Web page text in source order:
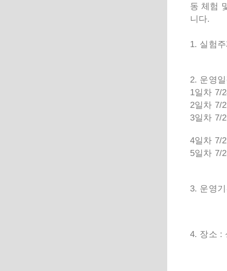
동 체험
니다.
1. 실험
2. 운영
1일차 7/
2일차 7/
3일차 7/
4일차 7/
5일차 7/
3. 운영
4. 장소 :